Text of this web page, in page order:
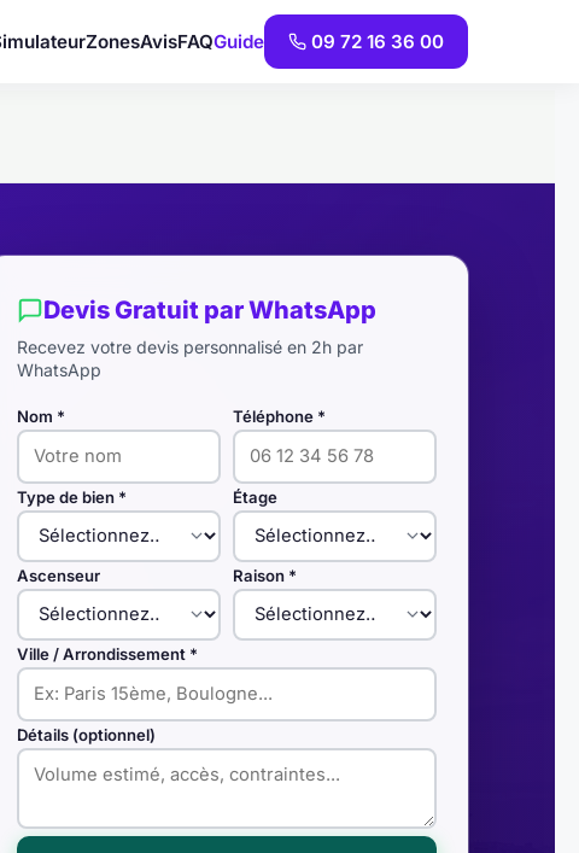
ZonesAvisFAQGuide 09 72 16 36 00
Devis Gratuit par WhatsApp
Recevez votre devis personnalisé en 2h par
WhatsApp
Nom * Téléphone *
Type de bien * Étage
Ascenseur Raison *
Ville / Arrondissement *
Détails (optionnel)